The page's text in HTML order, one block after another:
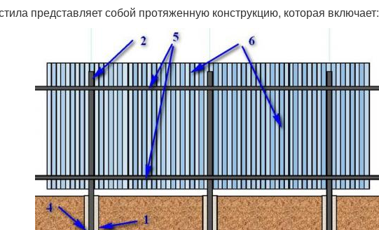
представляет собой протяженную конструкцию, которая включает: